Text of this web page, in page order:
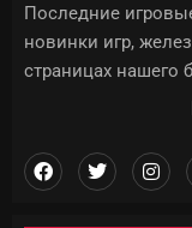
Последние
новинки игр,
страницах нашего